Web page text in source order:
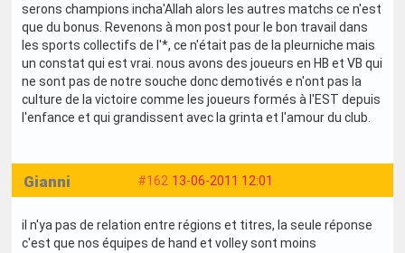
serons champions incha'Allah alors les autres matchs ce n'est
que du bonus. Revenons à mon post pour le bon travail dans
les sports collectifs de l'*, ce n'était pas de la pleurniche mais
un constat qui est vrai. nous avons des joueurs en HB et VB qui
ne sont pas de notre souche donc demotivés e n'ont pas la
culture de la victoire comme les joueurs formés à l'EST depuis
l'enfance et qui grandissent avec la grinta et l'amour du club.
#162 13-06-2011 12:01
Gianni
il n'ya pas de relation entre régions et titres, la seule réponse
c'est que nos équipes de hand et volley sont moins